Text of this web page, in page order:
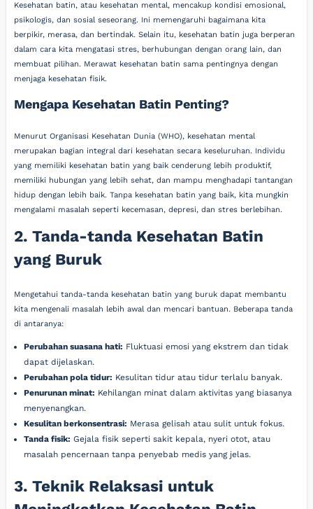
Kesehatan batin, atau kesehatan mental, mencakup kondisi emosional,
psikologis, dan sosial seseorang. Ini memengaruhi bagaimana kita
berpikir, merasa, dan bertindak. Selain itu, kesehatan batin juga berperan
dalam cara kita mengatasi stres, berhubungan dengan orang lain, dan
membuat pilihan. Merawat kesehatan batin sama pentingnya dengan
menjaga kesehatan fisik.
Mengapa Kesehatan Batin Penting?
Menurut Organisasi Kesehatan Dunia (WHO), kesehatan mental
merupakan bagian integral dari kesehatan secara keseluruhan. Individu
yang memiliki kesehatan batin yang baik cenderung lebih produktif,
memiliki hubungan yang lebih sehat, dan mampu menghadapi tantangan
hidup dengan lebih baik. Tanpa kesehatan batin yang baik, kita mungkin
mengalami masalah seperti kecemasan, depresi, dan stres berlebihan.
2. Tanda-tanda Kesehatan Batin
yang Buruk
Mengetahui tanda-tanda kesehatan batin yang buruk dapat membantu
kita mengenali masalah lebih awal dan mencari bantuan. Beberapa tanda
di antaranya:
Perubahan suasana hati: Fluktuasi emosi yang ekstrem dan tidak
dapat dijelaskan.
Perubahan pola tidur: Kesulitan tidur atau tidur terlalu banyak.
Penurunan minat: Kehilangan minat dalam aktivitas yang biasanya
menyenangkan.
Kesulitan berkonsentrasi: Merasa gelisah atau sulit untuk fokus.
Tanda fisik: Gejala fisik seperti sakit kepala, nyeri otot, atau
masalah pencernaan tanpa penyebab medis yang jelas.
3. Teknik Relaksasi untuk